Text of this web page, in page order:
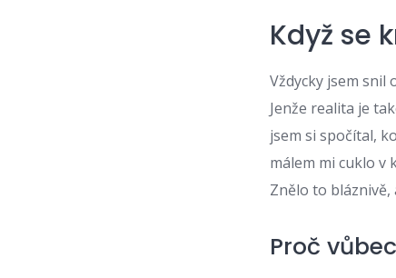
Když se
Vždycky jsem snil
Jenže realita je
jsem si spočítal,
málem mi cuklo v
Znělo to bláznivě,
Proč